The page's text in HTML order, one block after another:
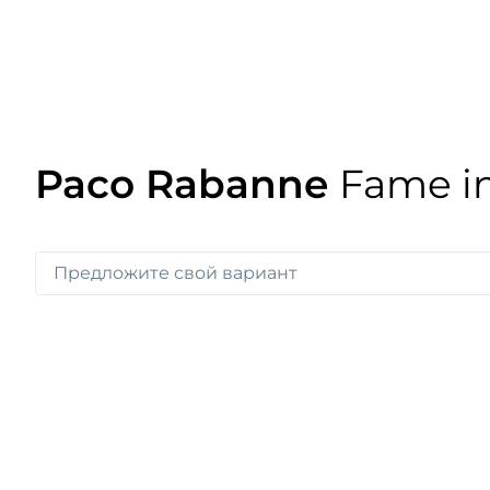
Paco Rabanne Fame